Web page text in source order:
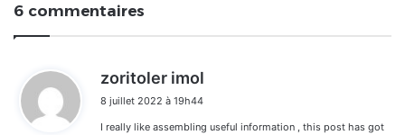
6 commentaires
zoritoler imol
8 juillet 2022 à 19h44
I really like assembling useful information , this post has got